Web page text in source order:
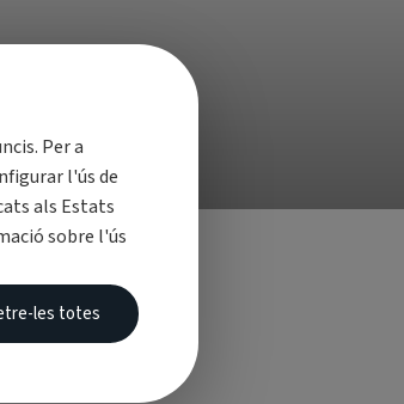
Per a
l'ús de
als Estats
sobre l'ús
les totes